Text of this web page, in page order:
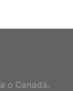
o Canadá.